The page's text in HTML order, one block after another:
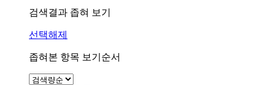
검색결과 좁혀 보기
선택해제
좁혀본 항목 보기순서